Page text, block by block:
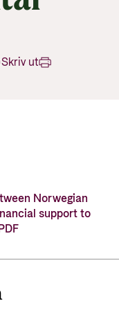
Skriv ut
Norwegian
support to